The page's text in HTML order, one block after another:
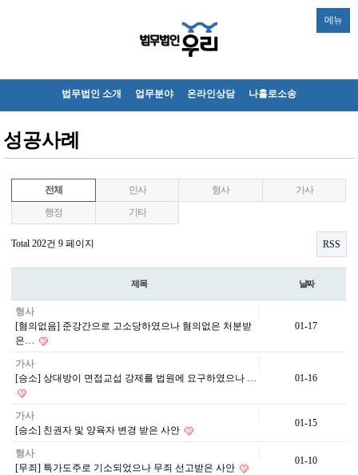
메뉴
법무법인 소개 업무분야 온라인상담 나홀로소송
성공사례
전체 민사 형사
가사
행정
기타
Total 202건 9 페이지 RSS
제목 날짜
형사
[혐의없음] 준강간으로 고소당하였으나 혐의없은 처분받
은…
01-17
가사
[승소] 상대방이 면접교섭 강제를 법원에 요구하였으나 …
01-16
가사
[승소] 친권자 및 양육자 변경 받은 사안
01-15
형사
[무죄] 특가도주로 기소되었으나 무죄 선고받은 사안
01-10